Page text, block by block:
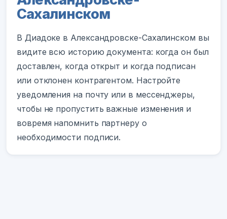
Сахалинском
В Диадоке в Александровске-Сахалинском вы
видите всю историю документа: когда он был
доставлен, когда открыт и когда подписан
или отклонен контрагентом. Настройте
уведомления на почту или в мессенджеры,
чтобы не пропустить важные изменения и
вовремя напомнить партнеру о
необходимости подписи.